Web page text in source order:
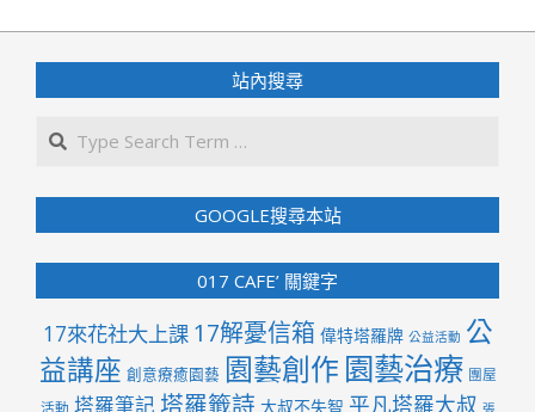
站內搜尋
GOOGLE搜尋本站
017 CAFE’ 關鍵字
17來花社大上課 17解憂信箱 偉特塔羅牌 公益活動 公
益講座 創意療癒園藝 園藝創作 園藝治療 團屋
活動 塔羅筆記 塔羅籤詩 大叔不失智 平凡塔羅大叔